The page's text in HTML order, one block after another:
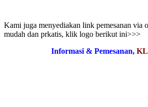
Kami juga menyediakan link pemesanan via
mudah dan prkatis, klik logo berikut ini>>>
Informasi & Pemesanan,